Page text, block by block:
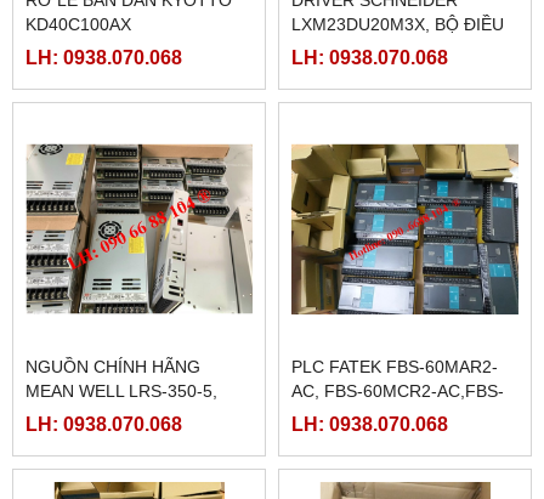
KD40C100AX
LH: 0938.070.068
LXM23DU20M3X, BỘ ĐIỀU
KHIỂN SERVO
LH: 0938.070.068
NGUỒN CHÍNH HÃNG
MEAN WELL LRS-350-5,
LRS-350-12, LRS-350-24,
LH: 0938.070.068
PLC FATEK FBS-60MAR2-
AC, FBS-60MCR2-AC,FBS-
60MAT2-AC, FBS-60MCT2-
LH: 0938.070.068